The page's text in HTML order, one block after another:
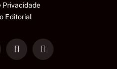
Privacidade
Editorial
InstagramTikTok